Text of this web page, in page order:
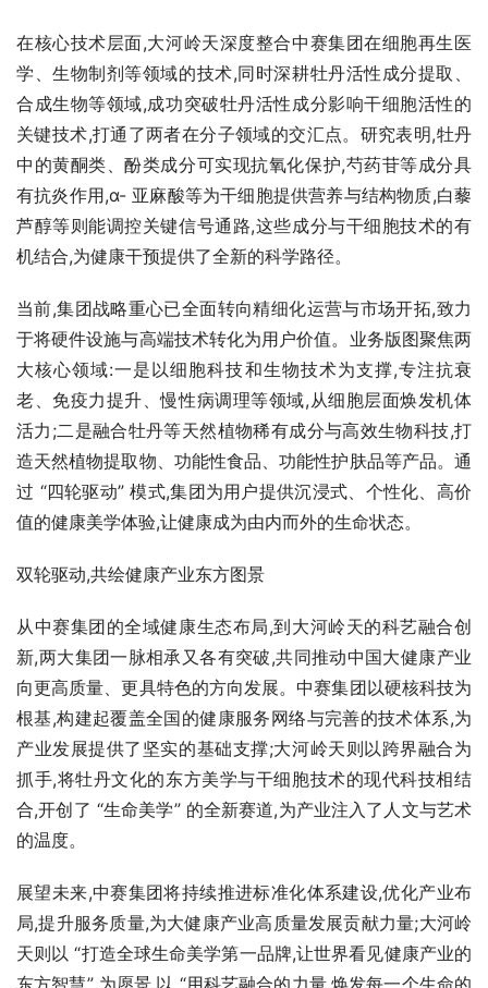
在核心技术层面,大河岭天深度整合中赛集团在细胞再生医
学、生物制剂等领域的技术,同时深耕牡丹活性成分提取、
合成生物等领域,成功突破牡丹活性成分影响干细胞活性的
关键技术,打通了两者在分子领域的交汇点。研究表明,牡丹
中的黄酮类、酚类成分可实现抗氧化保护,芍药苷等成分具
有抗炎作用,α- 亚麻酸等为干细胞提供营养与结构物质,白藜
芦醇等则能调控关键信号通路,这些成分与干细胞技术的有
机结合,为健康干预提供了全新的科学路径。
当前,集团战略重心已全面转向精细化运营与市场开拓,致力
于将硬件设施与高端技术转化为用户价值。业务版图聚焦两
大核心领域:一是以细胞科技和生物技术为支撑,专注抗衰
老、免疫力提升、慢性病调理等领域,从细胞层面焕发机体
活力;二是融合牡丹等天然植物稀有成分与高效生物科技,打
造天然植物提取物、功能性食品、功能性护肤品等产品。通
过 “四轮驱动” 模式,集团为用户提供沉浸式、个性化、高价
值的健康美学体验,让健康成为由内而外的生命状态。
双轮驱动,共绘健康产业东方图景
从中赛集团的全域健康生态布局,到大河岭天的科艺融合创
新,两大集团一脉相承又各有突破,共同推动中国大健康产业
向更高质量、更具特色的方向发展。中赛集团以硬核科技为
根基,构建起覆盖全国的健康服务网络与完善的技术体系,为
产业发展提供了坚实的基础支撑;大河岭天则以跨界融合为
抓手,将牡丹文化的东方美学与干细胞技术的现代科技相结
合,开创了 “生命美学” 的全新赛道,为产业注入了人文与艺术
的温度。
展望未来,中赛集团将持续推进标准化体系建设,优化产业布
局,提升服务质量,为大健康产业高质量发展贡献力量;大河岭
天则以 “打造全球生命美学第一品牌,让世界看见健康产业的